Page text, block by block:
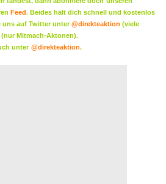
Feed. Beides hält dich schnell und kostenlos
uns auf Twitter unter@direkteaktion (viele
(nur Mitmach-Aktonen).
unter @direkteaktion.